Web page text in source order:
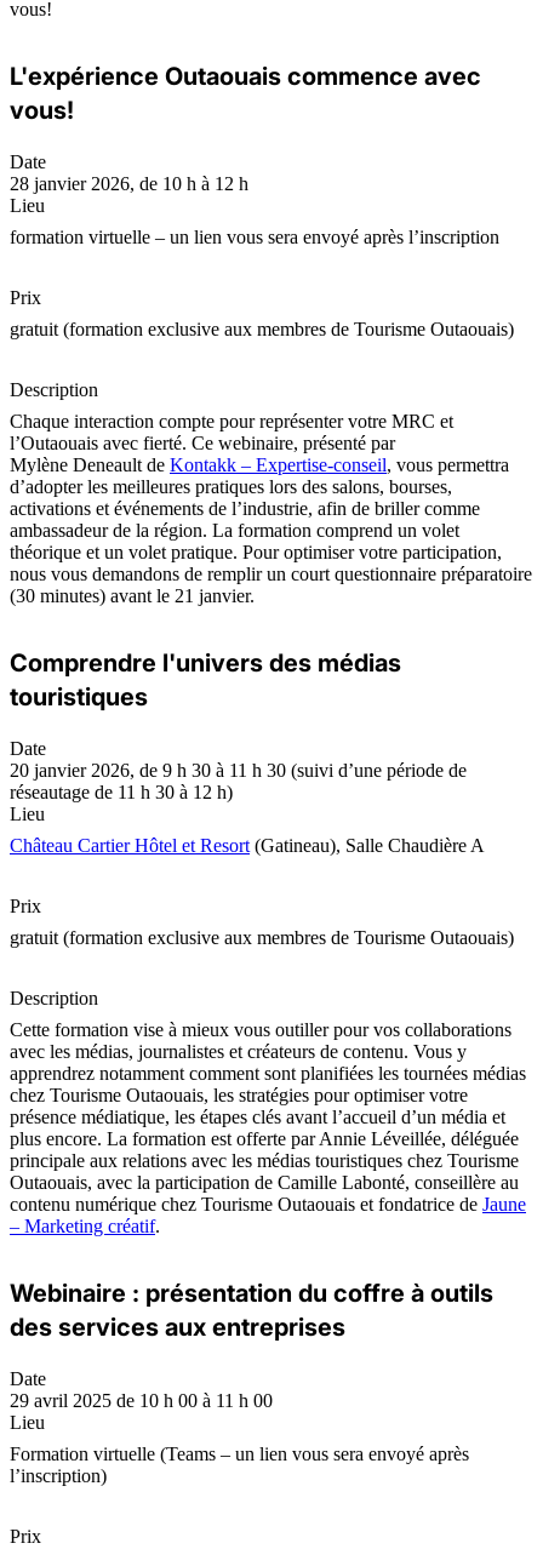
vous!
L'expérience Outaouais commence avec
vous!
Date
28 janvier 2026, de 10 h à 12 h
Lieu
formation virtuelle – un lien vous sera envoyé après l’inscription
Prix
gratuit (formation exclusive aux membres de Tourisme Outaouais)
Description
Chaque interaction compte pour représenter votre MRC et
l’Outaouais avec fierté. Ce webinaire, présenté par
Mylène Deneault de Kontakk – Expertise-conseil, vous permettra
d’adopter les meilleures pratiques lors des salons, bourses,
activations et événements de l’industrie, afin de briller comme
ambassadeur de la région. La formation comprend un volet
théorique et un volet pratique. Pour optimiser votre participation,
nous vous demandons de remplir un court questionnaire préparatoire
(30 minutes) avant le 21 janvier.
Comprendre l'univers des médias
touristiques
Date
20 janvier 2026, de 9 h 30 à 11 h 30 (suivi d’une période de
réseautage de 11 h 30 à 12 h)
Lieu
Château Cartier Hôtel et Resort (Gatineau), Salle Chaudière A
Prix
gratuit (formation exclusive aux membres de Tourisme Outaouais)
Description
Cette formation vise à mieux vous outiller pour vos collaborations
avec les médias, journalistes et créateurs de contenu. Vous y
apprendrez notamment comment sont planifiées les tournées médias
chez Tourisme Outaouais, les stratégies pour optimiser votre
présence médiatique, les étapes clés avant l’accueil d’un média et
plus encore. La formation est offerte par Annie Léveillée, déléguée
principale aux relations avec les médias touristiques chez Tourisme
Outaouais, avec la participation de Camille Labonté, conseillère au
contenu numérique chez Tourisme Outaouais et fondatrice de Jaune
– Marketing créatif.
Webinaire : présentation du coffre à outils
des services aux entreprises
Date
29 avril 2025 de 10 h 00 à 11 h 00
Lieu
Formation virtuelle (Teams – un lien vous sera envoyé après
l’inscription)
Prix